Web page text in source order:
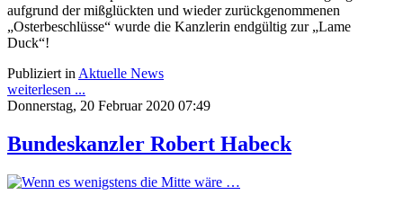
aufgrund der mißglückten und wieder zurückgenommenen
„Osterbeschlüsse“ wurde die Kanzlerin endgültig zur „Lame
Duck“!
Publiziert in Aktuelle News
weiterlesen ...
Donnerstag, 20 Februar 2020 07:49
Bundeskanzler Robert Habeck